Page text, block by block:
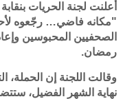
أعلنت لجنة الحريات
"مكانه فاضي… رجّعوه
الصحفيين المحبوسين
رمضان.
وقالت اللجنة إن
نهاية الشهر الفضيل،